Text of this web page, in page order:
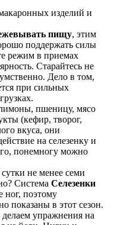
изделий и
пищу, этим
поддержать силы
режим в приемах
Старайтесь не
Дело в том,
при сильных
пшеницу, мясо
(кефир, творог,
вкуса, они
на селезенку и
понемногу можно
не менее семи
Система Селезенки
ног, поэтому
показаны в этот сезон.
упражнения на